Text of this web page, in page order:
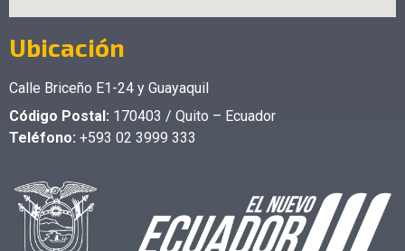
Ubicación
Calle Briceño E1-24 y Guayaquil
Código Postal: 170403 / Quito – Ecuador
Teléfono: +593 02 3999 333